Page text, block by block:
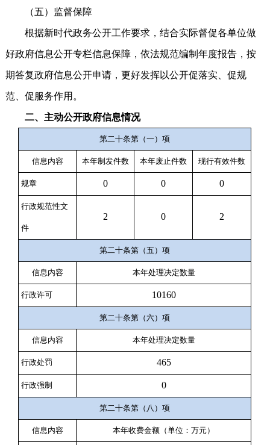
（五）监督保障
根据新时代政务公开工作要求，结合实际督促各单位做
好政府信息公开专栏信息保障，依法规范编制年度报告，按
期答复政府信息公开申请，更好发挥以公开促落实、促规
范、促服务作用。
二、主动公开政府信息情况
第二十条第（一）项
信息内容 本年制 发件数 本年废止件数 现行有效件数
规章 0 0 0
行政规范性文
件
2 0 2
第二十条第（五）项
信息内容 本年处理决定数量
行政许可 10160
第二十条第（六）项
信息内容 本年处理决定数量
行政处罚 465
行政强制 0
第二十条第（八）项
信息内容 本年收费金额（单位：万元）